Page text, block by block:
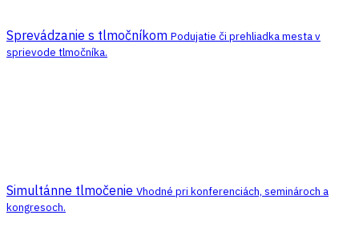
Sprevádzanie s tlmočníkom Podujatie či prehliadka mesta v
sprievode tlmočníka.
Simultánne tlmočenie Vhodné pri konferenciách, seminároch a
kongresoch.